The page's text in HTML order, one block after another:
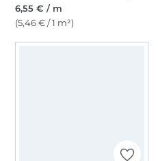
6,55 € / m
(5,46 € / 1 m²)